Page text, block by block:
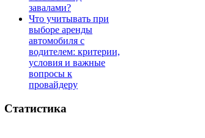
завалами?
Что учитывать при
выборе аренды
автомобиля с
водителем: критерии,
условия и важные
вопросы к
провайдеру
Статистика